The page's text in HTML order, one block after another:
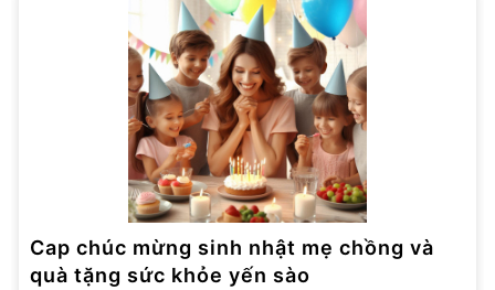
Cap chúc mừng sinh nhật mẹ chồng và
quà tặng sức khỏe yến sào